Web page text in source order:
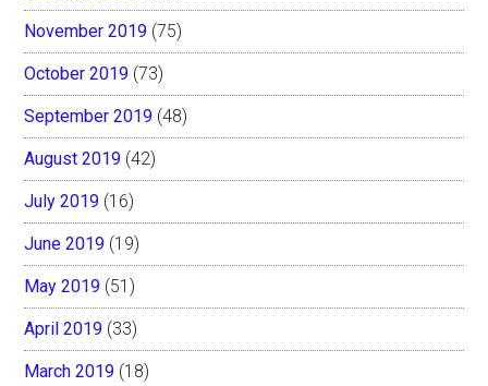
November 2019 (75)
October 2019 (73)
September 2019 (48)
August 2019 (42)
July 2019 (16)
June 2019 (19)
May 2019 (51)
April 2019 (33)
March 2019 (18)